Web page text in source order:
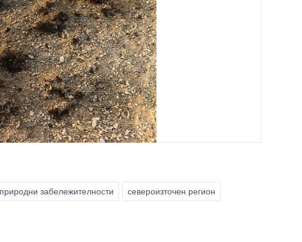
природни забележителности североизточен регион